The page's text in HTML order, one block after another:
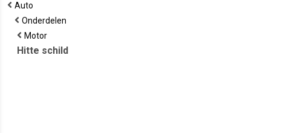
Auto
Onderdelen
Motor
Hitte schild